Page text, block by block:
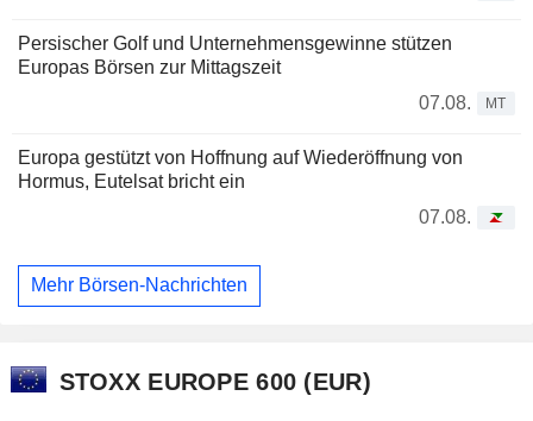
Persischer Golf und Unternehmensgewinne stützen
Europas Börsen zur Mittagszeit
07.08.
MT
Europa gestützt von Hoffnung auf Wiederöffnung von
Hormus, Eutelsat bricht ein
07.08.
Mehr Börsen-Nachrichten
STOXX EUROPE 600 (EUR)